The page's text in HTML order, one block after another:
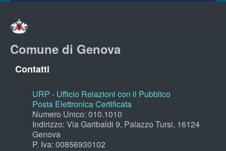
Comune di Genova
Contatti
URP - Ufficio Relazioni con il Pubblico
Posta Elettronica Certificata
Numero Unico: 010.1010
Indirizzo: Via Garibaldi 9, Palazzo Tursi, 16124
Genova
P. Iva: 00856930102